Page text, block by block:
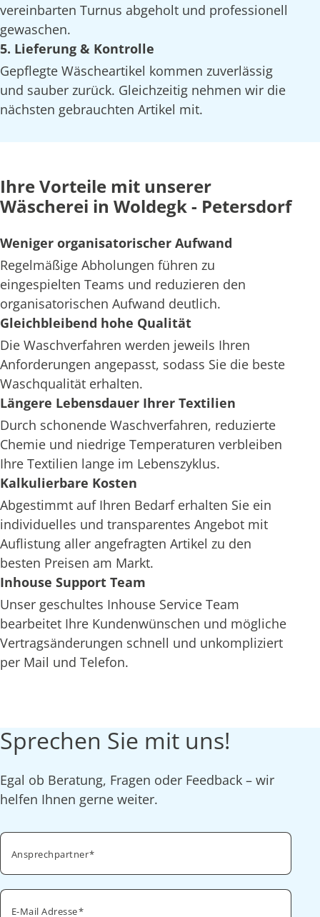
vereinbarten Turnus abgeholt und professionell
gewaschen.
5. Lieferung & Kontrolle
Gepflegte Wäscheartikel kommen zuverlässig
und sauber zurück. Gleichzeitig nehmen wir die
nächsten gebrauchten Artikel mit.
Ihre Vorteile mit unserer
Wäscherei in Woldegk - Petersdorf
Weniger organisatorischer Aufwand
Regelmäßige Abholungen führen zu
eingespielten Teams und reduzieren den
organisatorischen Aufwand deutlich.
Gleichbleibend hohe Qualität
Die Waschverfahren werden jeweils Ihren
Anforderungen angepasst, sodass Sie die beste
Waschqualität erhalten.
Längere Lebensdauer Ihrer Textilien
Durch schonende Waschverfahren, reduzierte
Chemie und niedrige Temperaturen verbleiben
Ihre Textilien lange im Lebenszyklus.
Kalkulierbare Kosten
Abgestimmt auf Ihren Bedarf erhalten Sie ein
individuelles und transparentes Angebot mit
Auflistung aller angefragten Artikel zu den
besten Preisen am Markt.
Inhouse Support Team
Unser geschultes Inhouse Service Team
bearbeitet Ihre Kundenwünschen und mögliche
Vertragsänderungen schnell und unkompliziert
per Mail und Telefon.
Sprechen Sie mit uns!
Egal ob Beratung, Fragen oder Feedback – wir
helfen Ihnen gerne weiter.
Ansprechpartner
E-Mail Adresse